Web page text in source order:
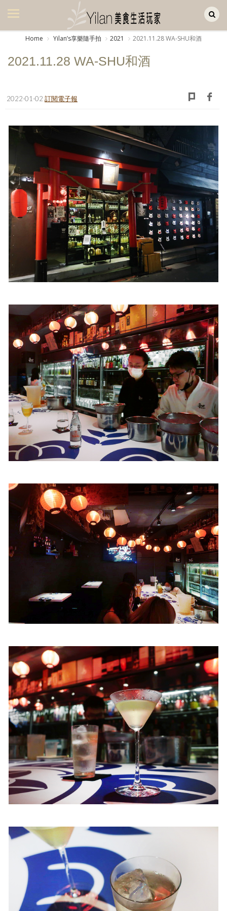
美食集
生活風
書房集
日記簿
餐桌週記
享樂隨手拍
照相簿
影音區
創意出版服務
關於Yilan
個人著作
活動實況記錄
媒體報導一覽
合作與代言
訂閱電子報
Home Yilanʼs享樂隨手拍 2021 2021.11.28 WA-SHU和酒
2021.11.28 WA-SHU和酒
2022-01-02 訂閱電子報